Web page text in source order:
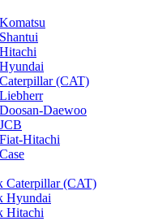
(CAT)
Daewoo
Hitachi
Caterpillar (CAT)
Hyundai
Hitachi